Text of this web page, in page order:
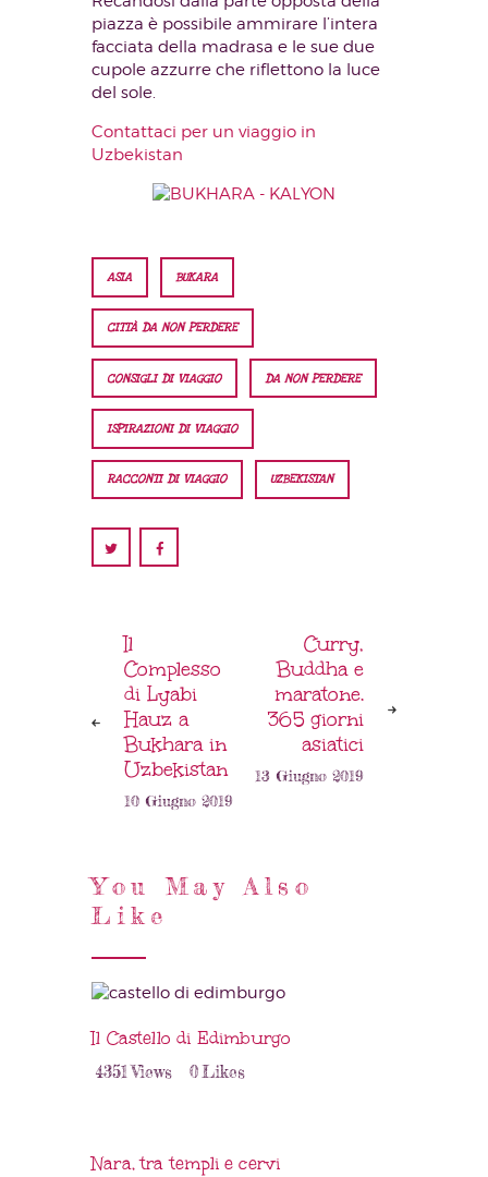
piazza è possibile ammirare l’intera
facciata della madrasa e le sue due
cupole azzurre che riflettono la luce
del sole.
Contattaci per un viaggio in
Uzbekistan
ASIA BUKARA
CITTÀ DA NON PERDERE
CONSIGLI DI VIAGGIO DA NON PERDERE
ISPIRAZIONI DI VIAGGIO
RACCONTI DI VIAGGIO UZBEKISTAN
Il
Complesso
di Lyabi
Hauz a
Bukhara in
Uzbekistan
10 Giugno 2019
Curry,
Buddha e
maratone.
365 giorni
asiatici
13 Giugno 2019
You May Also
Like
Il Castello di Edimburgo
4351 Views 0Likes
Nara, tra templi e cervi